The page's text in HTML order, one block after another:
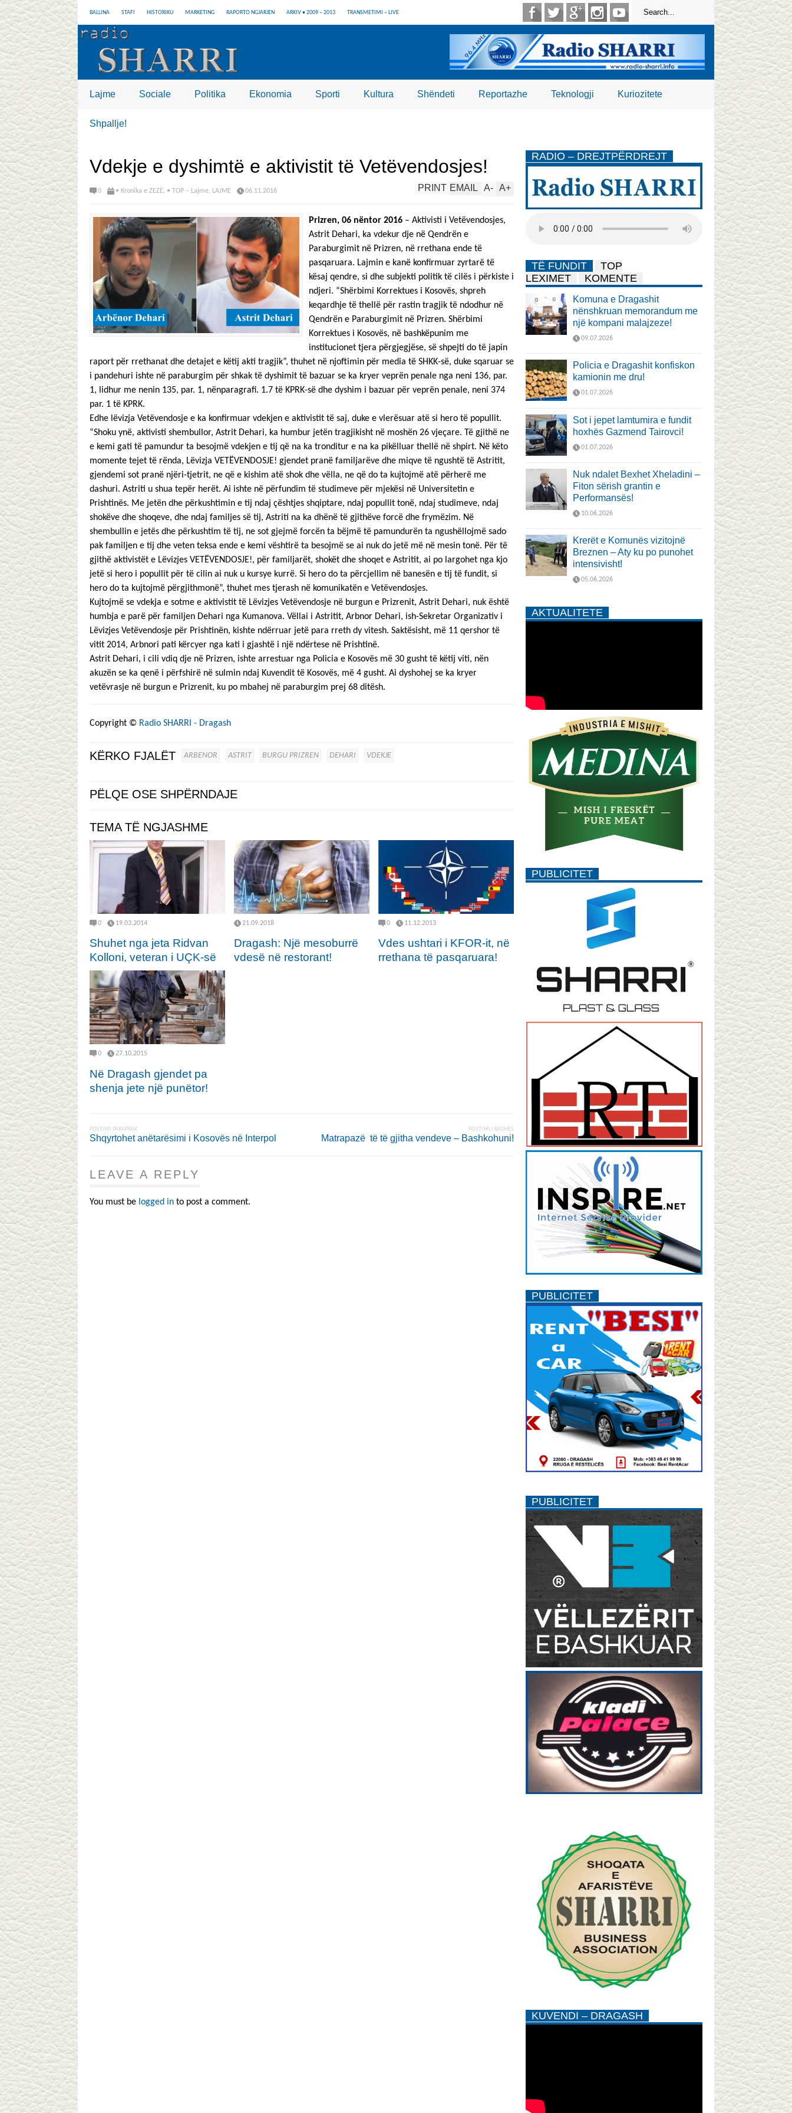
BALLINA STAFI HISTORIKU MARKETING RAPORTO NGJARJEN ARKIV • 2009 – 2013 TRANSMETIMI – LIVE
Lajme Sociale Politika Ekonomia Sporti Kultura Shëndeti Reportazhe Teknologji Kuriozitete
Shpallje!
Vdekje e dyshimtë e aktivistit të Vetëvendosjes!
0 • Kronika e ZEZË, • TOP – Lajme, LAJME 06.11.2016 A+
A-
EMAIL
PRINT
Prizren, 06 nëntor 2016 – Aktivisti i Vetëvendosjes,
Astrit Dehari, ka vdekur dje në Qendrën e
Paraburgimit në Prizren, në rrethana ende të
pasqaruara. Lajmin e kanë konfirmuar zyrtarë të
kësaj qendre, si dhe subjekti politik të cilës i përkiste i
ndjeri. “Shërbimi Korrektues i Kosovës, shpreh
keqardhje të thellë për rastin tragjik të ndodhur në
Qendrën e Paraburgimit në Prizren. Shërbimi
Korrektues i Kosovës, në bashkëpunim me
institucionet tjera përgjegjëse, së shpejti do të japin
raport për rrethanat dhe detajet e këtij akti tragjik”, thuhet në njoftimin për media të SHKK-së, duke sqaruar se
i pandehuri ishte në paraburgim për shkak të dyshimit të bazuar se ka kryer veprën penale nga neni 136, par.
1, lidhur me nenin 135, par. 1, nënparagrafi. 1.7 të KPRK-së dhe dyshim i bazuar për veprën penale, neni 374
par. 1 të KPRK.
Edhe lëvizja Vetëvendosje e ka konfirmuar vdekjen e aktivistit të saj, duke e vlerësuar atë si hero të popullit.
“Shoku ynë, aktivisti shembullor, Astrit Dehari, ka humbur jetën tragjikisht në moshën 26 vjeçare. Të gjithë ne
e kemi gati të pamundur ta besojmë vdekjen e tij që na ka tronditur e na ka pikëlluar thellë në shpirt. Në këto
momente tejet të rënda, Lëvizja VETËVENDOSJE! gjendet pranë familjarëve dhe miqve të ngushtë të Astritit,
gjendemi sot pranë njëri-tjetrit, ne që e kishim atë shok dhe vëlla, ne që do ta kujtojmë atë përherë me
dashuri. Astriti u shua tepër herët. Ai ishte në përfundim të studimeve për mjekësi në Universitetin e
Prishtinës. Me jetën dhe përkushtimin e tij ndaj çështjes shqiptare, ndaj popullit tonë, ndaj studimeve, ndaj
shokëve dhe shoqeve, dhe ndaj familjes së tij, Astriti na ka dhënë të gjithëve forcë dhe frymëzim. Në
shembullin e jetës dhe përkushtim të tij, ne sot gjejmë forcën ta bëjmë të pamundurën ta ngushëllojmë sado
pak familjen e tij dhe veten teksa ende e kemi vështirë ta besojmë se ai nuk do jetë më në mesin tonë. Për të
gjithë aktivistët e Lëvizjes VETËVENDOSJE!, për familjarët, shokët dhe shoqet e Astritit, ai po largohet nga kjo
jetë si hero i popullit për të cilin ai nuk u kursye kurrë. Si hero do ta përcjellim në banesën e tij të fundit, si
hero do ta kujtojmë përgjithmonë”, thuhet mes tjerash në komunikatën e Vetëvendosjes.
Kujtojmë se vdekja e sotme e aktivistit të Lëvizjes Vetëvendosje në burgun e Prizrenit, Astrit Dehari, nuk është
humbja e parë për familjen Dehari nga Kumanova. Vëllai i Astritit, Arbnor Dehari, ish-Sekretar Organizativ i
Lëvizjes Vetëvendosje për Prishtinën, kishte ndërruar jetë para rreth dy vitesh. Saktësisht, më 11 qershor të
vitit 2014, Arbnori pati kërcyer nga kati i gjashtë i një ndërtese në Prishtinë.
Astrit Dehari, i cili vdiq dje në Prizren, ishte arrestuar nga Policia e Kosovës më 30 gusht të këtij viti, nën
akuzën se ka qenë i përfshirë në sulmin ndaj Kuvendit të Kosovës, më 4 gusht. Ai dyshohej se ka kryer
vetëvrasje në burgun e Prizrenit, ku po mbahej në paraburgim prej 68 ditësh.
Copyright © Radio SHARRI - Dragash
KËRKO FJALËT ARBENOR ASTRIT BURGU PRIZREN DEHARI VDEKJE
PËLQE OSE SHPËRNDAJE
TEMA TË NGJASHME
0 19.03.2014
Shuhet nga jeta Ridvan
Kolloni, veteran i UÇK-së
21.09.2018
Dragash: Një mesoburrë
vdesë në restorant!
0 11.12.2013
Vdes ushtari i KFOR-it, në
rrethana të pasqaruara!
0 27.10.2015
Në Dragash gjendet pa
shenja jete një punëtor!
POSTIMI PARAPRAK
Shqyrtohet anëtarësimi i Kosovës në Interpol
POSTIMI I RADHËS
Matrapazë të të gjitha vendeve – Bashkohuni!
LEAVE A REPLY
You must be logged in to post a comment.
RADIO – DREJTPËRDREJT
TË FUNDIT
TOP
LEXIMET
KOMENTE
Komuna e Dragashit
nënshkruan memorandum me
një kompani malajzeze!
09.07.2026
Policia e Dragashit konfiskon
kamionin me dru!
01.07.2026
Sot i jepet lamtumira e fundit
hoxhës Gazmend Tairovci!
01.07.2026
Nuk ndalet Bexhet Xheladini –
Fiton sërish grantin e
Performansës!
10.06.2026
Krerët e Komunës vizitojnë
Breznen – Aty ku po punohet
intensivisht!
05.06.2026
AKTUALITETE
PUBLICITET
PUBLICITET
PUBLICITET
KUVENDI – DRAGASH